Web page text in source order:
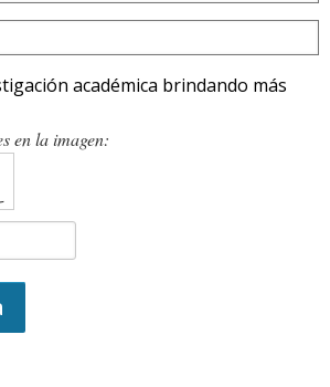
académica brindando más
en la imagen: